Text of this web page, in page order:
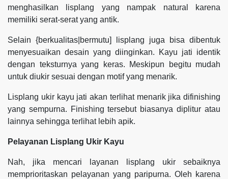
menghasilkan lisplang yang nampak natural karena
memiliki serat-serat yang antik.
Selain {berkualitas|bermutu] lisplang juga bisa dibentuk
menyesuaikan desain yang diinginkan. Kayu jati identik
dengan teksturnya yang keras. Meskipun begitu mudah
untuk diukir sesuai dengan motif yang menarik.
Lisplang ukir kayu jati akan terlihat menarik jika difinishing
yang sempurna. Finishing tersebut biasanya diplitur atau
lainnya sehingga terlihat lebih apik.
Pelayanan Lisplang Ukir Kayu
Nah, jika mencari layanan lisplang ukir sebaiknya
memprioritaskan pelayanan yang paripurna. Oleh karena